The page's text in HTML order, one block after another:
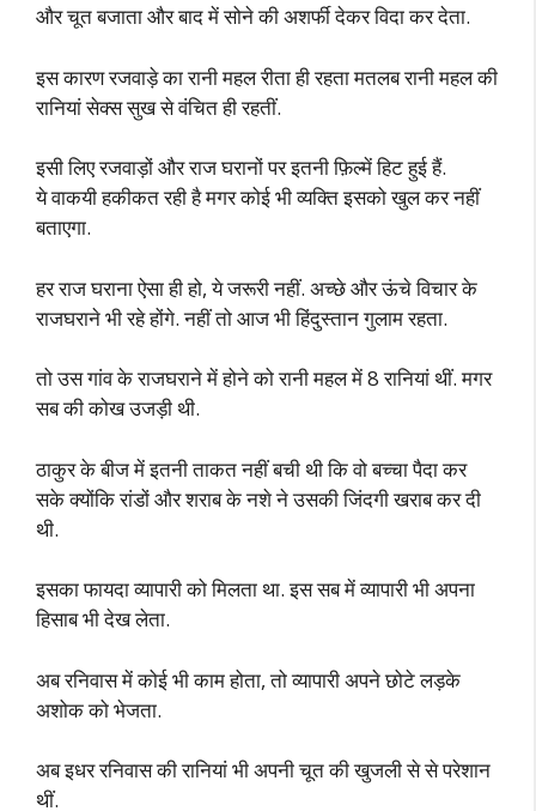
और चूत बजाता और बाद में सोने की अशर्फी देकर विदा कर देता.
इस कारण रजवाड़े का रानी महल रीता ही रहता मतलब रानी महल की
रानियां सेक्स सुख से वंचित ही रहतीं.
इसी लिए रजवाड़ों और राज घरानों पर इतनी फ़िल्में हिट हुई हैं.
ये वाकयी हकीकत रही है मगर कोई भी व्यक्ति इसको खुल कर नहीं
बताएगा.
हर राज घराना ऐसा ही हो, ये जरूरी नहीं. अच्छे और ऊंचे विचार के
राजघराने भी रहे होंगे. नहीं तो आज भी हिंदुस्तान गुलाम रहता.
तो उस गांव के राजघराने में होने को रानी महल में 8 रानियां थीं. मगर
सब की कोख उजड़ी थी.
ठाकुर के बीज में इतनी ताकत नहीं बची थी कि वो बच्चा पैदा कर
सके क्योंकि रांडों और शराब के नशे ने उसकी जिंदगी खराब कर दी
थी.
इसका फायदा व्यापारी को मिलता था. इस सब में व्यापारी भी अपना
हिसाब भी देख लेता.
अब रनिवास में कोई भी काम होता, तो व्यापारी अपने छोटे लड़के
अशोक को भेजता.
अब इधर रनिवास की रानियां भी अपनी चूत की खुजली से से परेशान
थीं.